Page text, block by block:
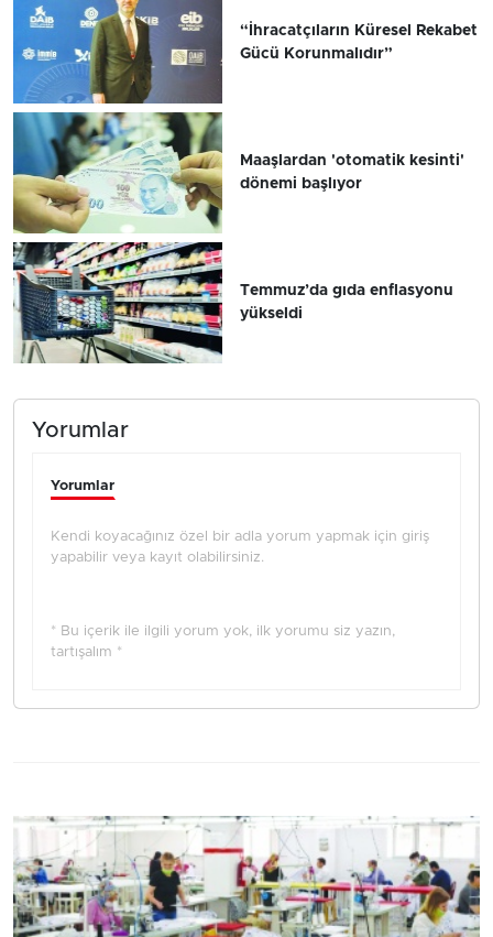
“İhracatçıların Küresel Rekabet
Gücü Korunmalıdır”
Maaşlardan 'otomatik kesinti'
dönemi başlıyor
Temmuz’da gıda enflasyonu
yükseldi
Yorumlar
Yorumlar
Kendi koyacağınız özel bir adla yorum yapmak için giriş
yapabilir veya kayıt olabilirsiniz.
* Bu içerik ile ilgili yorum yok, ilk yorumu siz yazın,
tartışalım *